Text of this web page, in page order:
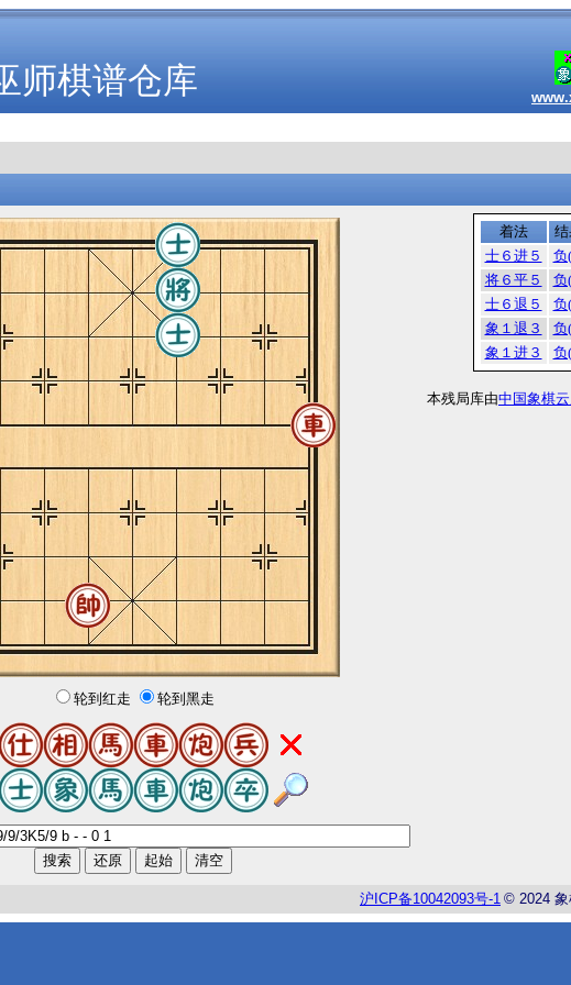
师棋谱仓库
轮到红走 轮到黑走
着法
士６进５
负
将６平５
负
士６退５
负
象１退３
负
象１进３
负
本残局库由中国象棋
沪 ICP备10042093号-1 © 2024